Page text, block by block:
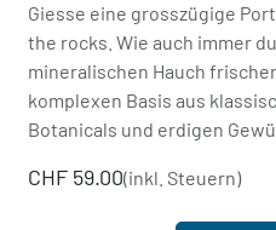
Giesse eine grosszügige
the rocks. Wie auch immer
mineralischen Hauch
komplexen Basis aus
Botanicals und erdigen
CHF 59.00(inkl. Steuern)